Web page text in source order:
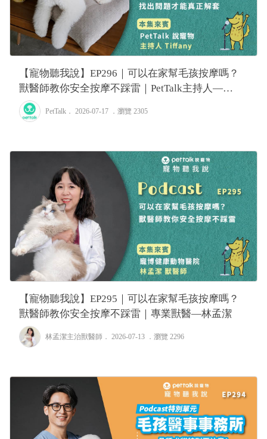
【寵物聽我說】EP296｜可以在家幫毛孩按摩嗎？
獸醫師教你安全按摩不踩雷｜PetTalk主持人—
Tiffany
PetTalk ． 2026-07-17 ． 瀏覽 2305
【寵物聽我說】EP295｜可以在家幫毛孩按摩嗎？
獸醫師教你安全按摩不踩雷｜專業獸醫—林孟潔
林孟潔主治獸醫師 ． 2026-07-13 ． 瀏覽 2296